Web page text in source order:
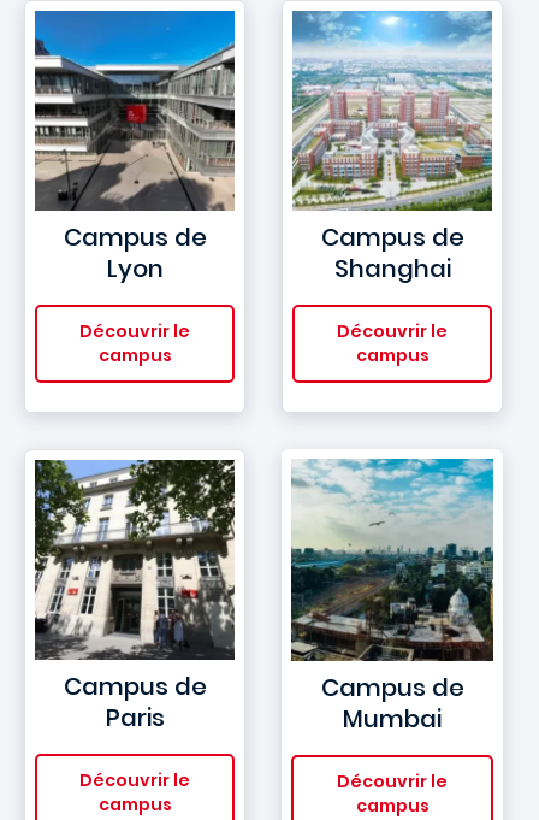
Campus de
Lyon
Découvrir le
campus
Campus de
Shanghai
Découvrir le
campus
Campus de
Paris
Découvrir le
campus
Campus de
Mumbai
Découvrir le
campus